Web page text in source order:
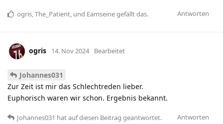
Antworten
ogris,The_Patient, und Eamseinegefällt das.
ogris 14. Nov 2024 Bearbeitet
Johannes031
Zur Zeit ist mir das Schlechtreden lieber.
Euphorisch waren wir schon. Ergebnis bekannt.
Antworten
Johannes031 hatauf diesen Beitrag geantwortet.